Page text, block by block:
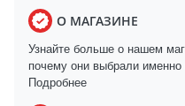
О МАГАЗИНЕ
Узнайте больше о нашем
почему они выбрали
Подробнее